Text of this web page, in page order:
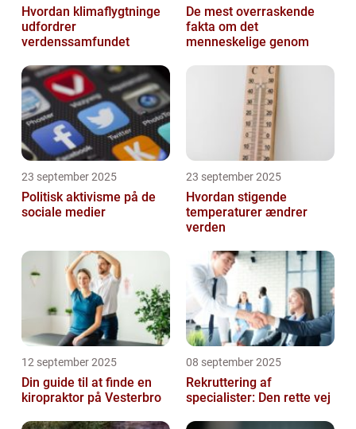
Hvordan klimaflygtninge
udfordrer
verdenssamfundet
De mest overraskende
fakta om det
menneskelige genom
23 september 2025
Politisk aktivisme på de
sociale medier
23 september 2025
Hvordan stigende
temperaturer ændrer
verden
12 september 2025
Din guide til at finde en
kiropraktor på Vesterbro
08 september 2025
Rekruttering af
specialister: Den rette vej